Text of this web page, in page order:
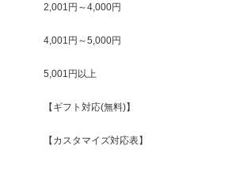
2,001円～4,000円
4,001円～5,000円
5,001円以上
【ギフト対応(無料)】
【カスタマイズ対応表】